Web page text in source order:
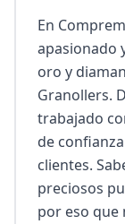
En
apasionado
oro y
Granollers.
trabajado
de
clientes.
preciosos
por eso que